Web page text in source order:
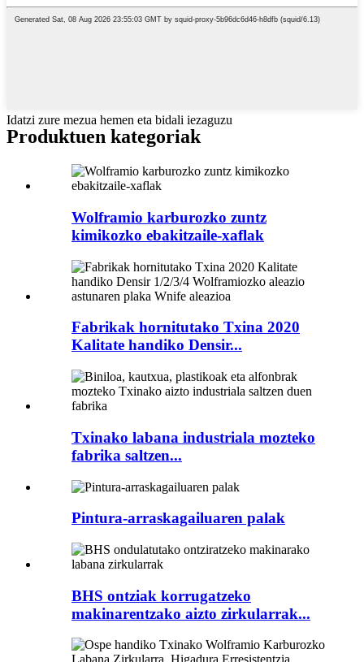
Idatzi zure mezua hemen eta bidali iezaguzu
Produktuen kategoriak
Wolframio karburozko zuntz
kimikozko ebakitzaile-xaflak
Fabrikak hornitutako Txina 2020
Kalitate handiko Densir...
Txinako labana industriala mozteko
fabrika saltzen...
Pintura-arraskagailuaren palak
BHS ontziak korrugatzeko
makinarentzako aizto zirkularrak...